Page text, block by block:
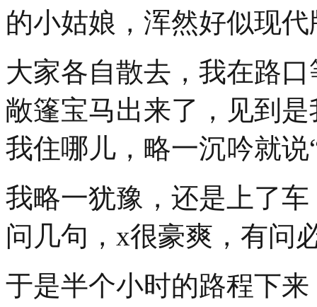
的小姑娘，浑然好似现
大家各自散去，我在路
敞篷宝马出来了，见到
我住哪儿，略一沉吟就
我略一犹豫，还是上了
问几句，x很豪爽，有问
于是半个小时的路程下